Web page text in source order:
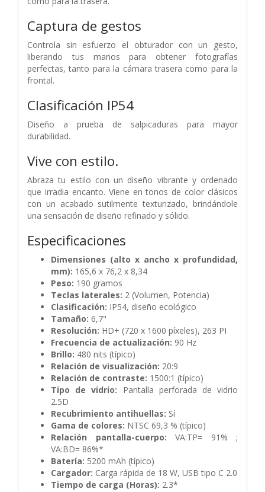
Captura de gestos
Controla sin esfuerzo el obturador con un gesto,
liberando tus manos para obtener fotografías
perfectas, tanto para la cámara trasera como para la
frontal.
Clasificación IP54
Diseño a prueba de salpicaduras para mayor
durabilidad.
Vive con estilo.
Abraza tu estilo con un diseño vibrante y ordenado
que irradia encanto. Viene en tonos de color clásicos
con un acabado sutilmente texturizado, brindándole
una sensación de diseño refinado y sólido.
Especificaciones
Dimensiones (alto x ancho x profundidad,
mm): 165,6 x 76,2 x 8,34
Peso: 190 gramos
Teclas laterales: 2 (Volumen, Potencia)
Clasificación: IP54, diseño ecológico
Tamaño: 6,7"
Resolución: HD+ (720 x 1600 píxeles), 263 PI
Frecuencia de actualización: 90 Hz
Brillo: 480 nits (típico)
Relación de visualización: 20:9
Relación de contraste: 1500:1 (típico)
Tipo de vidrio: Pantalla perforada de vidrio
2.5D
Recubrimiento antihuellas: Sí
Gama de colores: NTSC 69,3 % (típico)
Relación pantalla-cuerpo: VA:TP= 91% ;
VA:BD= 86%*
Batería: 5200 mAh (típico)
Cargador: Carga rápida de 18 W, USB tipo C 2.0
Tiempo de carga (Horas): 2.3*